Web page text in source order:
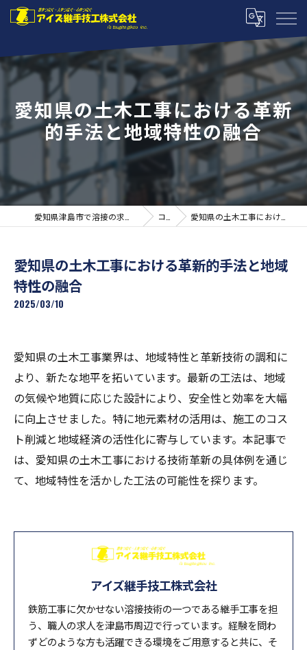
愛知県の土木工事における革新
的手法と地域特性の融合
コラム 愛知県の土木工事における革新的手法と地域特性の融合
愛知県の土木工事における革新的手法と地域
特性の融合
2025/03/10
愛知県の土木工事業界は、地域特性と革新技術の調和に
より、新たな地平を拓いています。最新の工法は、地域
の気候や地質に応じた設計により、安全性と効率を大幅
に向上させました。特に地元素材の活用は、施工のコス
ト削減と地域経済の活性化に寄与しています。本記事で
は、愛知県の土木工事における技術革新の具体例を通じ
て、地域特性を活かした工法の可能性を探ります。
アイズ継手技工株式会社
鉄筋工事に欠かせない溶接技術の一つである継手工事を担
う、職人の求人を津島市周辺で行っています。経験を問わ
ずどのような方も活躍できる環境をご用意すると共に、そ